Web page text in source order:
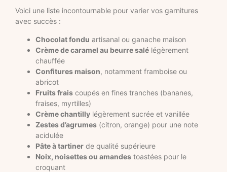
Voici une liste incontournable pour varier vos garnitures
avec succès :
Chocolat fondu artisanal ou ganache maison
Crème de caramel au beurre salé légèrement
chauffée
Confitures maison, notamment framboise ou
abricot
Fruits frais coupés en fines tranches (bananes,
fraises, myrtilles)
Crème chantilly légèrement sucrée et vanillée
Zestes d’agrumes (citron, orange) pour une note
acidulée
Pâte à tartiner de qualité supérieure
Noix, noisettes ou amandes toastées pour le
croquant